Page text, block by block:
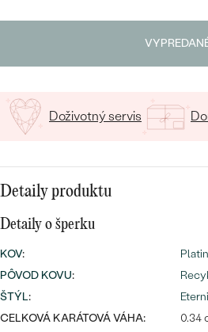
svadobné
obrúčky
ZLATO
PLATINA
STRIEBRO
S LAB GROWN
S PERLAMI
PERSONALIZOVANÉ
SYMBOLICKÉ
MINIMALISTICKÉ
PODĽA PRÍLEŽITOSTI
LUXUSNÉ
Doživotný servis
Detaily produktu
Detaily o šperku
KOV:
PÔVOD KOVU:
ŠTÝL:
CELKOVÁ KARÁTOVÁ VÁHA:
0.34